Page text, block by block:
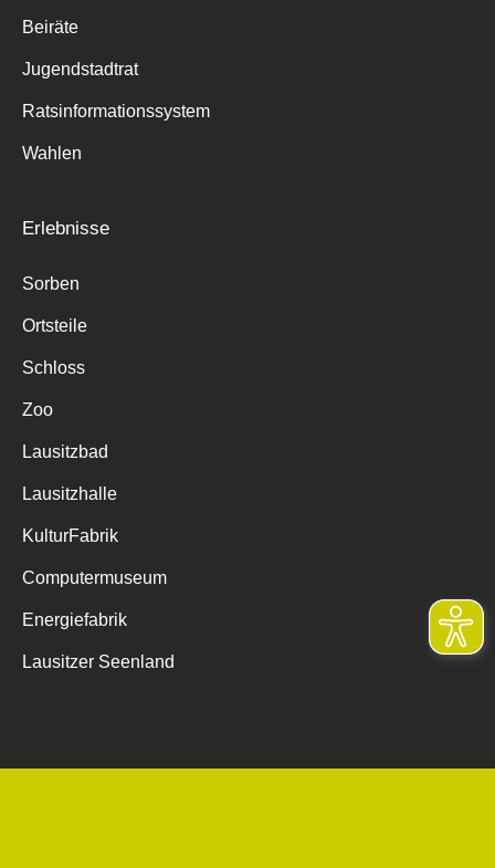
Beiräte
Jugendstadtrat
Ratsinformationssystem
Wahlen
Erlebnisse
Sorben
Ortsteile
Schloss
Zoo
Lausitzbad
Lausitzhalle
KulturFabrik
Computermuseum
Energiefabrik
Lausitzer Seenland